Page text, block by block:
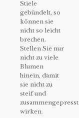
Stiele
gebündelt, so
können sie
nicht so leicht
brechen.
Stellen Sie nur
nicht zu viele
Blumen
hinein, damit
sie nicht zu
steif und
zusammengepresst
wirken.